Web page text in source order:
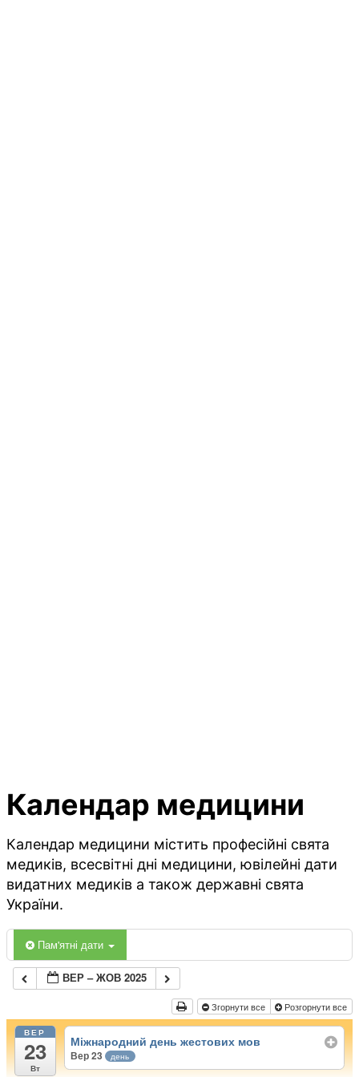
Календар медицини
Календар медицини містить професійні свята
медиків, всесвітні дні медицини, ювілейні дати
видатних медиків а також державні свята
України.
Пам'ятні дати
ВЕР – ЖОВ 2025
Згорнути все Розгорнути все
ВЕР
23
Вт
Міжнародний день жестових мов
Вер 23 день